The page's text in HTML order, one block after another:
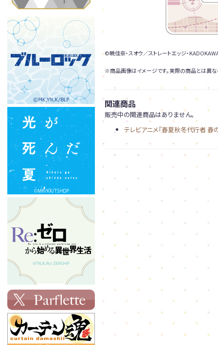
©暁佳奈・スオウ／ストレートエッジ・
※商品画像はイメージです。実際の商品とは異な
関連商品
販売中の関連商品はありません。
テレビアニメ『春夏秋冬代行者 春